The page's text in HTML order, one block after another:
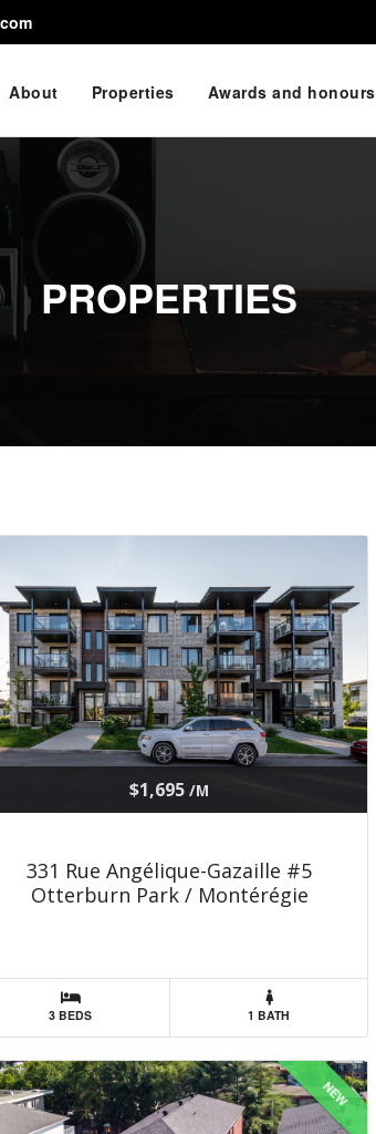
About Properties Awards and honours
PROPERTIES
$1,695 /M
331 Rue Angélique-Gazaille #5
Otterburn Park / Montérégie
3 BEDS 1 BATH
NEW